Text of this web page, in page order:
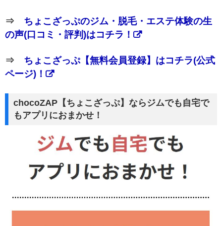
⇒ ちょこざっぷのジム・脱毛・エステ体験の生
の声(口コミ・評判)はコチラ！
⇒ ちょこざっぷ【無料会員登録】はコチラ(公式
ページ)！
chocoZAP【ちょこざっぷ】ならジムでも自宅で
もアプリにおまかせ！